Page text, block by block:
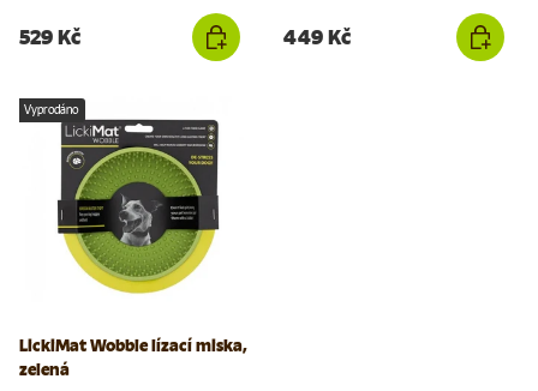
529 Kč 449 Kč
Vyprodáno
LickiMat Wobble lízací miska,
zelená